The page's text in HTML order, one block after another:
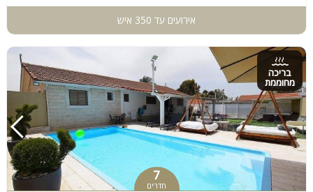
אירועים עד 350 איש
בריכה
מחוממת
7
חדרים